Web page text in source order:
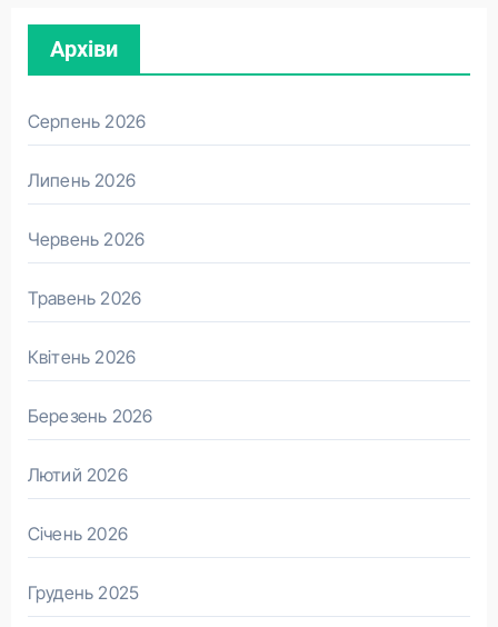
Архіви
Серпень 2026
Липень 2026
Червень 2026
Травень 2026
Квітень 2026
Березень 2026
Лютий 2026
Січень 2026
Грудень 2025